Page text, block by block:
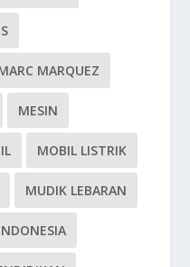
MARQUEZ
MESIN
MOBIL LISTRIK
MUDIK LEBARAN